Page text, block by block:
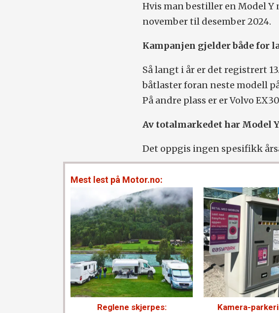
Hvis man bestiller en Model
november til desember 2024.
Kampanjen gjelder både for
Så langt i år er det registrert
båtlaster foran neste modell
På andre plass er er Volvo
Av totalmarkedet har Model
Det oppgis ingen spesifikk
Mest lest på Motor.no:
Reglene skjerpes: Kamera-